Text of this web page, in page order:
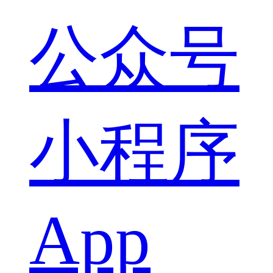
公众号
小程序
App